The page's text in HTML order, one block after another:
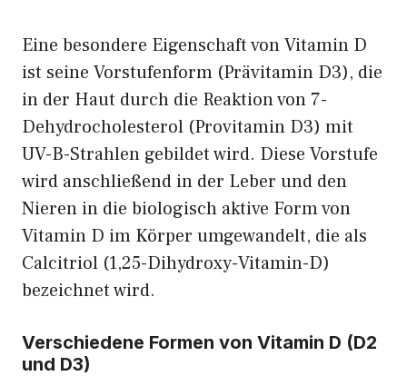
Eine besondere Eigenschaft von Vitamin D
ist seine Vorstufenform (Prävitamin D3), die
in der Haut durch die Reaktion von 7-
Dehydrocholesterol (Provitamin D3) mit
UV-B-Strahlen gebildet wird. Diese Vorstufe
wird anschließend in der Leber und den
Nieren in die biologisch aktive Form von
Vitamin D im Körper umgewandelt, die als
Calcitriol (1,25-Dihydroxy-Vitamin-D)
bezeichnet wird.
Verschiedene Formen von Vitamin D (D2
und D3)